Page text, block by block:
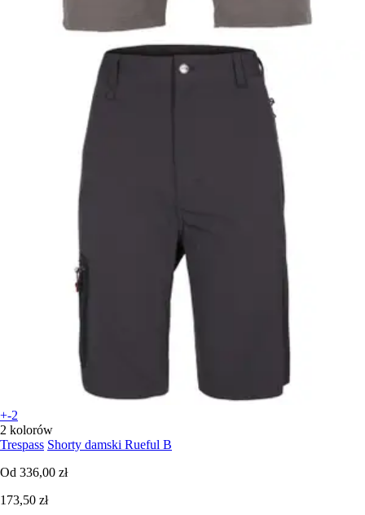
+-2
2 kolorów
Trespass Shorty damski Rueful B
Od 336,00 zł
173,50 zł